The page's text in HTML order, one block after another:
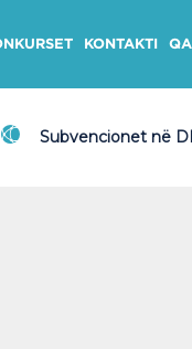
KONTAKTI
Subvencionet në